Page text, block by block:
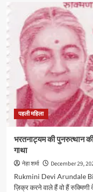
बाला
घोष
‘बंग
महिला’
पहली महिला
भरतनाट्यम की पुनरुत्थान
गाथा
नेहा शर्मा December 29,
Rukmini Devi Arundale
ज़िक्र करने वाले हैं वो हैं